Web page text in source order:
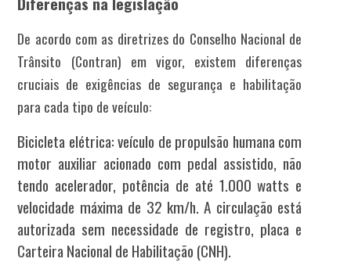
De acordo com as diretrizes do Conselho Nacional de
Trânsito (Contran) em vigor, existem diferenças
cruciais de exigências de segurança e habilitação
para cada tipo de veículo:
Bicicleta elétrica: veículo de propulsão humana com
motor auxiliar acionado com pedal assistido, não
tendo acelerador, potência de até 1.000 watts e
velocidade máxima de 32 km/h. A circulação está
autorizada sem necessidade de registro, placa e
Carteira Nacional de Habilitação (CNH).